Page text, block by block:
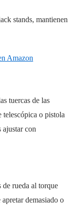
stands, mantienen
Amazon
tuercas de las
telescópica o pistola
ajustar con
de rueda al torque
demasiado o